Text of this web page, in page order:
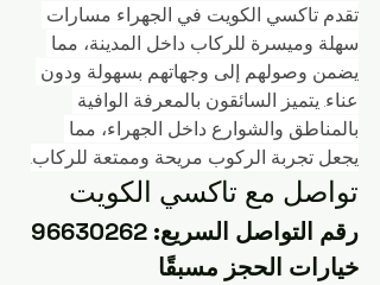
تقدم تاكسي الكويت في الجهراء مسارات
سهلة وميسرة للركاب داخل المدينة، مما
يضمن وصولهم إلى وجهاتهم بسهولة ودون
عناء. يتميز السائقون بالمعرفة الوافية
بالمناطق والشوارع داخل الجهراء، مما
يجعل تجربة الركوب مريحة وممتعة للركاب.
تواصل مع تاكسي الكويت
رقم التواصل السريع: 96630262
خيارات الحجز مسبقًا